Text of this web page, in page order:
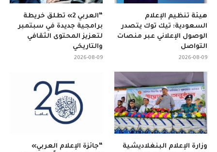
“العربي 2» تطلق خريطة
برامجية جديدة في سبتمبر
لتعزيز المحتوى الثقافي
والتاريخي
2026-08-09
هيئة تنظيم الإعلام
السعودية: تيك توك يتصدر
الوصول الإعلاني عبر منصات
التواصل
2026-08-09
“جائزة الإعلام العربي»
وزارة الإعلام البنغلاديشية